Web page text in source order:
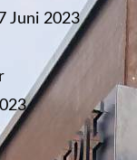
Juni 2023